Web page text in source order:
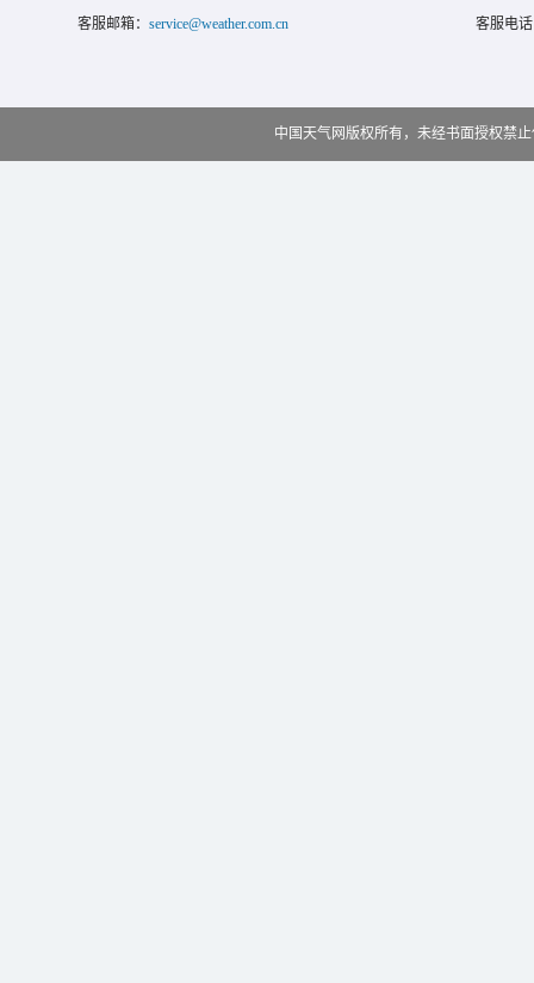
客服邮箱： service@weather.com.cn 客服电
中国天气网版权所有，未经书面授权